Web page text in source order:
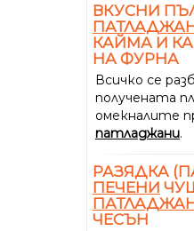
ВКУСНИ
КАЙМА И
НА ФУРНА
Всичко се
получената
омекналите
патладжани.
РАЗЯДКА
ПЕЧЕНИ
ЧЕСЪН